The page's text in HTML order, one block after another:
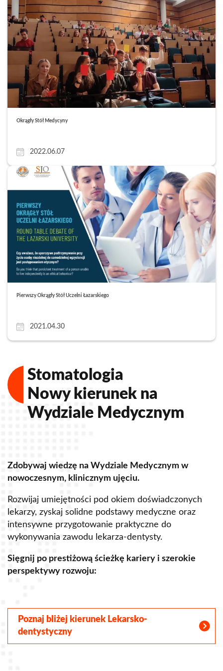
Okrągły Stół Medycyny
2022.06.07
Pierwszy Okrągły Stół Uczelni Łazarskiego
2021.04.30
Stomatologia
Nowy kierunek na
Wydziale Medycznym
Zdobywaj wiedzę na Wydziale Medycznym w
nowoczesnym, klinicznym ujęciu.
Rozwijaj umiejętności pod okiem doświadczonych
lekarzy, zyskaj solidne podstawy medyczne oraz
intensywne przygotowanie praktyczne do
wykonywania zawodu lekarza-dentysty.
Sięgnij po prestiżową ścieżkę kariery i szerokie
perspektywy rozwoju:
Poznaj bliżej kierunek Lekarsko-
dentystyczny